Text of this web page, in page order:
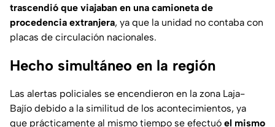
trascendió que viajaban en una camioneta de
procedencia extranjera, ya que la unidad no contaba con
placas de circulación nacionales.
Hecho simultáneo en la región
Las alertas policiales se encendieron en la zona Laja-
Bajío debido a la similitud de los acontecimientos, ya
que prácticamente al mismo tiempo se efectuó el mismo